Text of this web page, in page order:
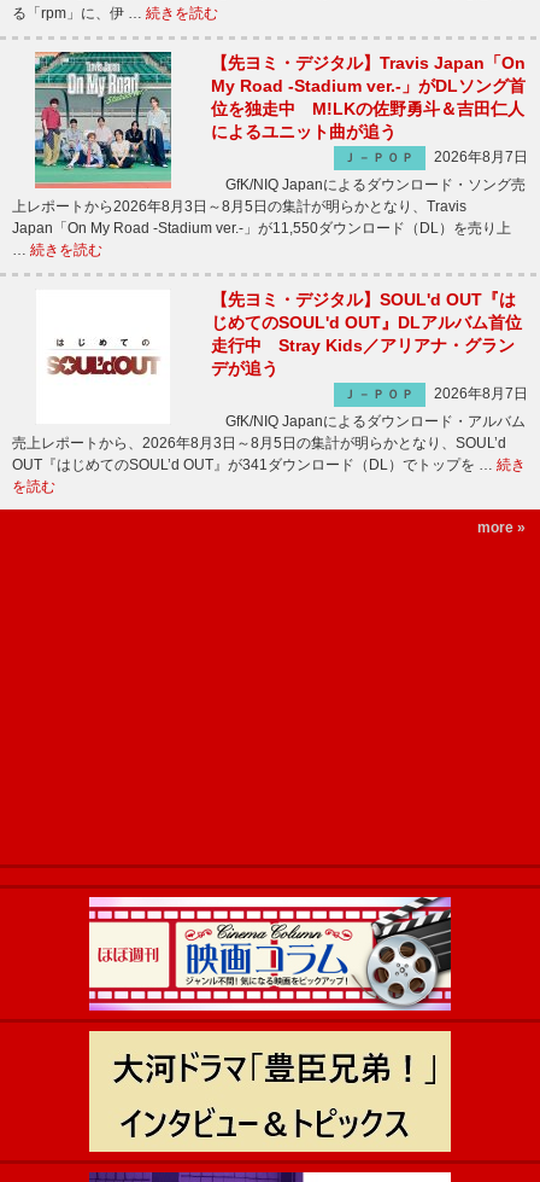
る「rpm」に、伊 … 続きを読む
【先ヨミ・デジタル】Travis Japan「On
My Road -Stadium ver.-」がDLソング首
位を独走中 M!LKの佐野勇斗＆吉田仁人
によるユニット曲が追う
Ｊ－ＰＯＰ
2026年8月7日
GfK/NIQ Japanによるダウンロード・ソング売
上レポートから2026年8月3日～8月5日の集計が明らかとなり、Travis
Japan「On My Road -Stadium ver.-」が11,550ダウンロード（DL）を売り上
… 続きを読む
【先ヨミ・デジタル】SOUL'd OUT『は
じめてのSOUL'd OUT』DLアルバム首位
走行中 Stray Kids／アリアナ・グラン
デが追う
Ｊ－ＰＯＰ
2026年8月7日
GfK/NIQ Japanによるダウンロード・アルバム
売上レポートから、2026年8月3日～8月5日の集計が明らかとなり、SOUL’d
OUT『はじめてのSOUL’d OUT』が341ダウンロード（DL）でトップを … 続き
を読む
more »